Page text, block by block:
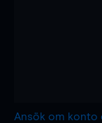
Ansök om konto